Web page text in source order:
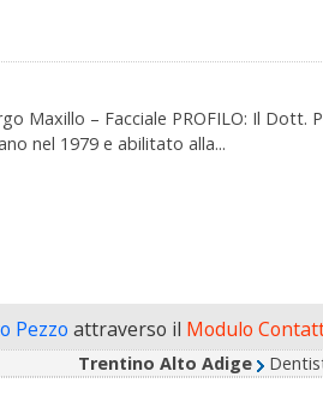
Maxillo – Facciale PROFILO: Il Dott.
nel 1979 e abilitato alla...
Pezzo attraverso il Modulo
Trentino Alto Adige